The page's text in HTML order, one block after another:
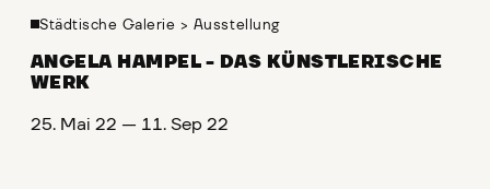
Städtische Galerie > Ausstellung
ANGELA HAMPEL - DAS KÜNSTLERISCHE
WERK
25. Mai 22 — 11. Sep 22